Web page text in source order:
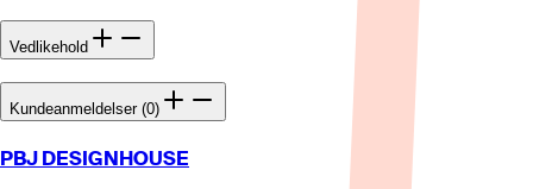
Vedlikehold
Kundeanmeldelser (0)
PBJ DESIGNHOUSE